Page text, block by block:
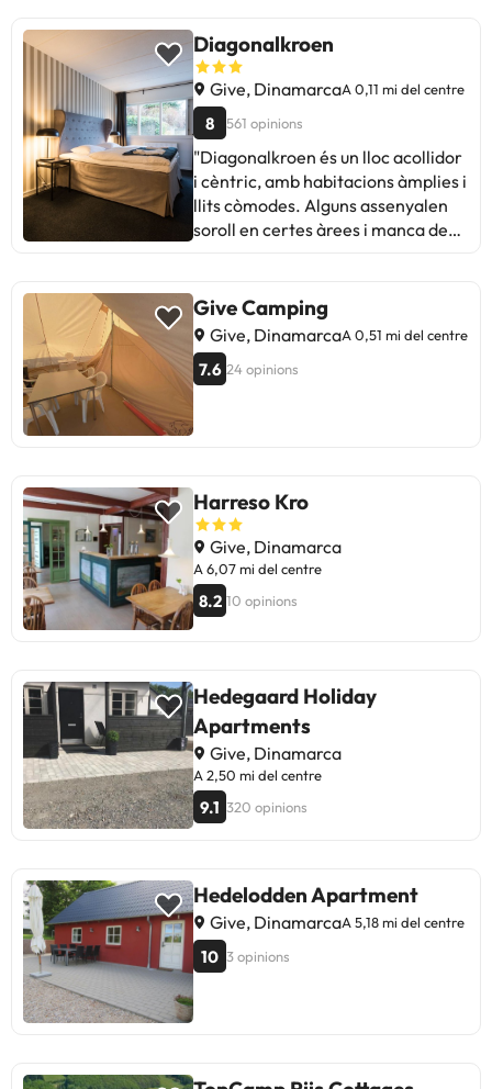
Diagonalkroen
Give, DinamarcaA 0,11 mi del centre
8 561 opinions
"Diagonalkroen és un lloc acollidor
i cèntric, amb habitacions àmplies i
llits còmodes. Alguns assenyalen
soroll en certes àrees i manca de
estades curtes i ambient relaxat."
Give Camping
Give, DinamarcaA 0,51 mi del centre
7.6 24 opinions
Harreso Kro
Give, Dinamarca
A 6,07 mi del centre
8.2 10 opinions
Hedegaard Holiday
Apartments
Give, Dinamarca
A 2,50 mi del centre
9.1 320 opinions
Hedelodden Apartment
Give, DinamarcaA 5,18 mi del centre
10 3 opinions